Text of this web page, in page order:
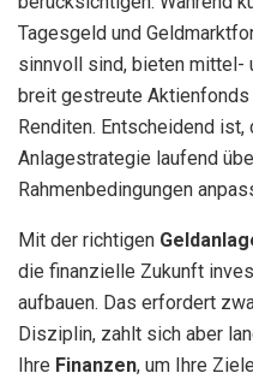
Tagesgeld und
sinnvoll sind, bieten
breit gestreute
Renditen. Entscheidend
Anlagestrategie laufend
Rahmenbedingungen
Mit der richtigen
die finanzielle Zukunft
aufbauen. Das erfordert
Disziplin, zahlt sich aber
Ihre Finanzen, um Ihre